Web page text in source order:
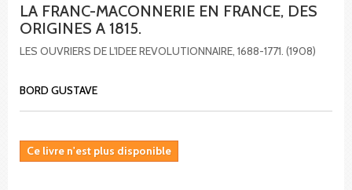
LA FRANC-MACONNERIE EN FRANCE, DES
ORIGINES A 1815.
LES OUVRIERS DE L'IDEE REVOLUTIONNAIRE, 1688-1771. (1908)
BORD GUSTAVE
Ce livre n'est plus disponible